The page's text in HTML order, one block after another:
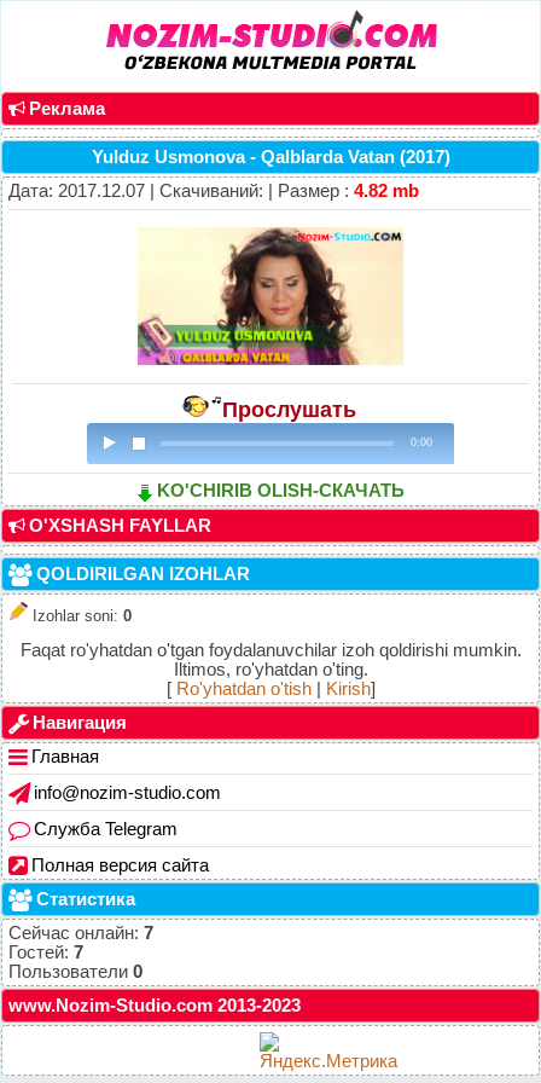
Реклама
Yulduz Usmonova - Qalblarda Vatan (2017)
Дата: 2017.12.07 | Скачиваний: | Размер : 4.82 mb
Прослушать
0:00
KO'CHIRIB OLISH-СКАЧАТЬ
O'XSHASH FAYLLAR
QOLDIRILGAN IZOHLAR
Izohlar soni: 0
Faqat ro'yhatdan o'tgan foydalanuvchilar izoh qoldirishi mumkin.
Iltimos, ro'yhatdan o'ting.
[ Ro'yhatdan o'tish| Kirish]
Навигация
Главная
info@nozim-studio.com
Служба Telegram
Полная версия сайта
Статистика
Сейчас онлайн: 7
Гостей: 7
Пользователи 0
www.Nozim-Studio.com 2013-2023